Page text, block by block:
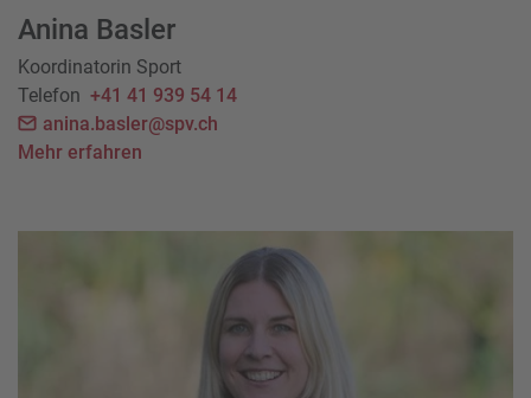
Anina Basler
Koordinatorin Sport
Telefon +41 41 939 54 14
anina.basler@spv.ch
Mehr erfahren